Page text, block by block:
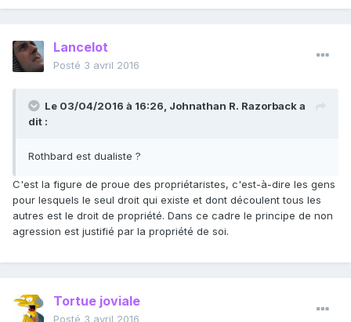
Lancelot
Posté 3 avril 2016
Le 03/04/2016 à 16:26, Johnathan R. Razorback a
dit :
Rothbard est dualiste ?
C'est la figure de proue des propriétaristes, c'est-à-dire les gens
pour lesquels le seul droit qui existe et dont découlent tous les
autres est le droit de propriété. Dans ce cadre le principe de non
agression est justifié par la propriété de soi.
Tortue joviale
Posté 3 avril 2016